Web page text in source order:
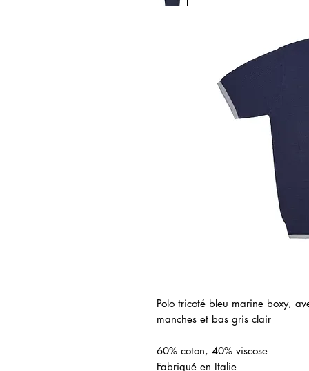
Polo tricoté bleu marine boxy,
manches et bas gris clair
60% coton, 40% viscose
Fabriqué en Italie